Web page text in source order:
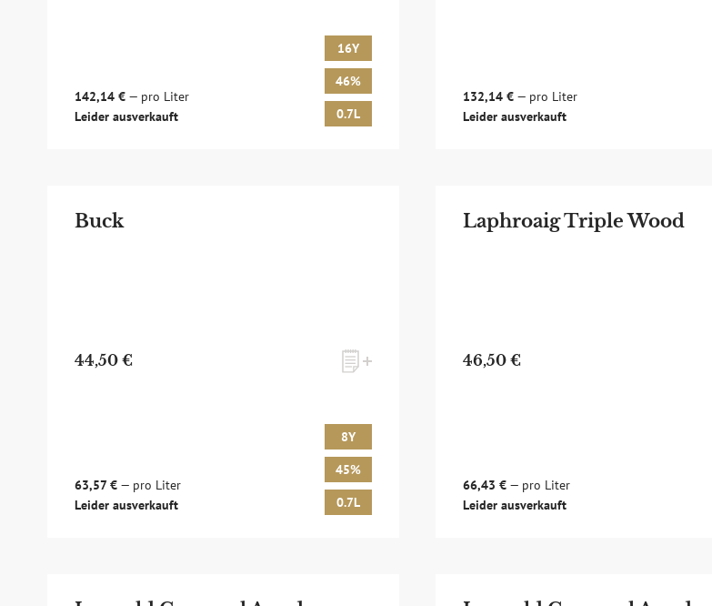
142,14 € — pro Liter
Leider ausverkauft
16Y
46%
0.7L
132,14 €— pro Liter
Leider ausverkauft
Buck
44,50 €
63,57 € — pro Liter
Leider ausverkauft
8Y
45%
0.7L
Laphroaig Triple Wood
46,50 €
66,43 €— pro Liter
Leider ausverkauft